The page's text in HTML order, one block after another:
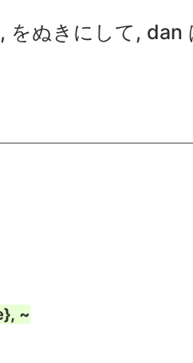
ngasih pinjem payung.
ぬきにして, dan
~